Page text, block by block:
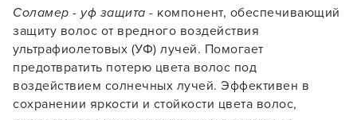
Соламер - уф защита - компонент, обеспечивающий
защиту волос от вредного воздействия
ультрафиолетовых (УФ) лучей. Помогает
предотвратить потерю цвета волос под
воздействием солнечных лучей. Эффективен в
сохранении яркости и стойкости цвета волос,